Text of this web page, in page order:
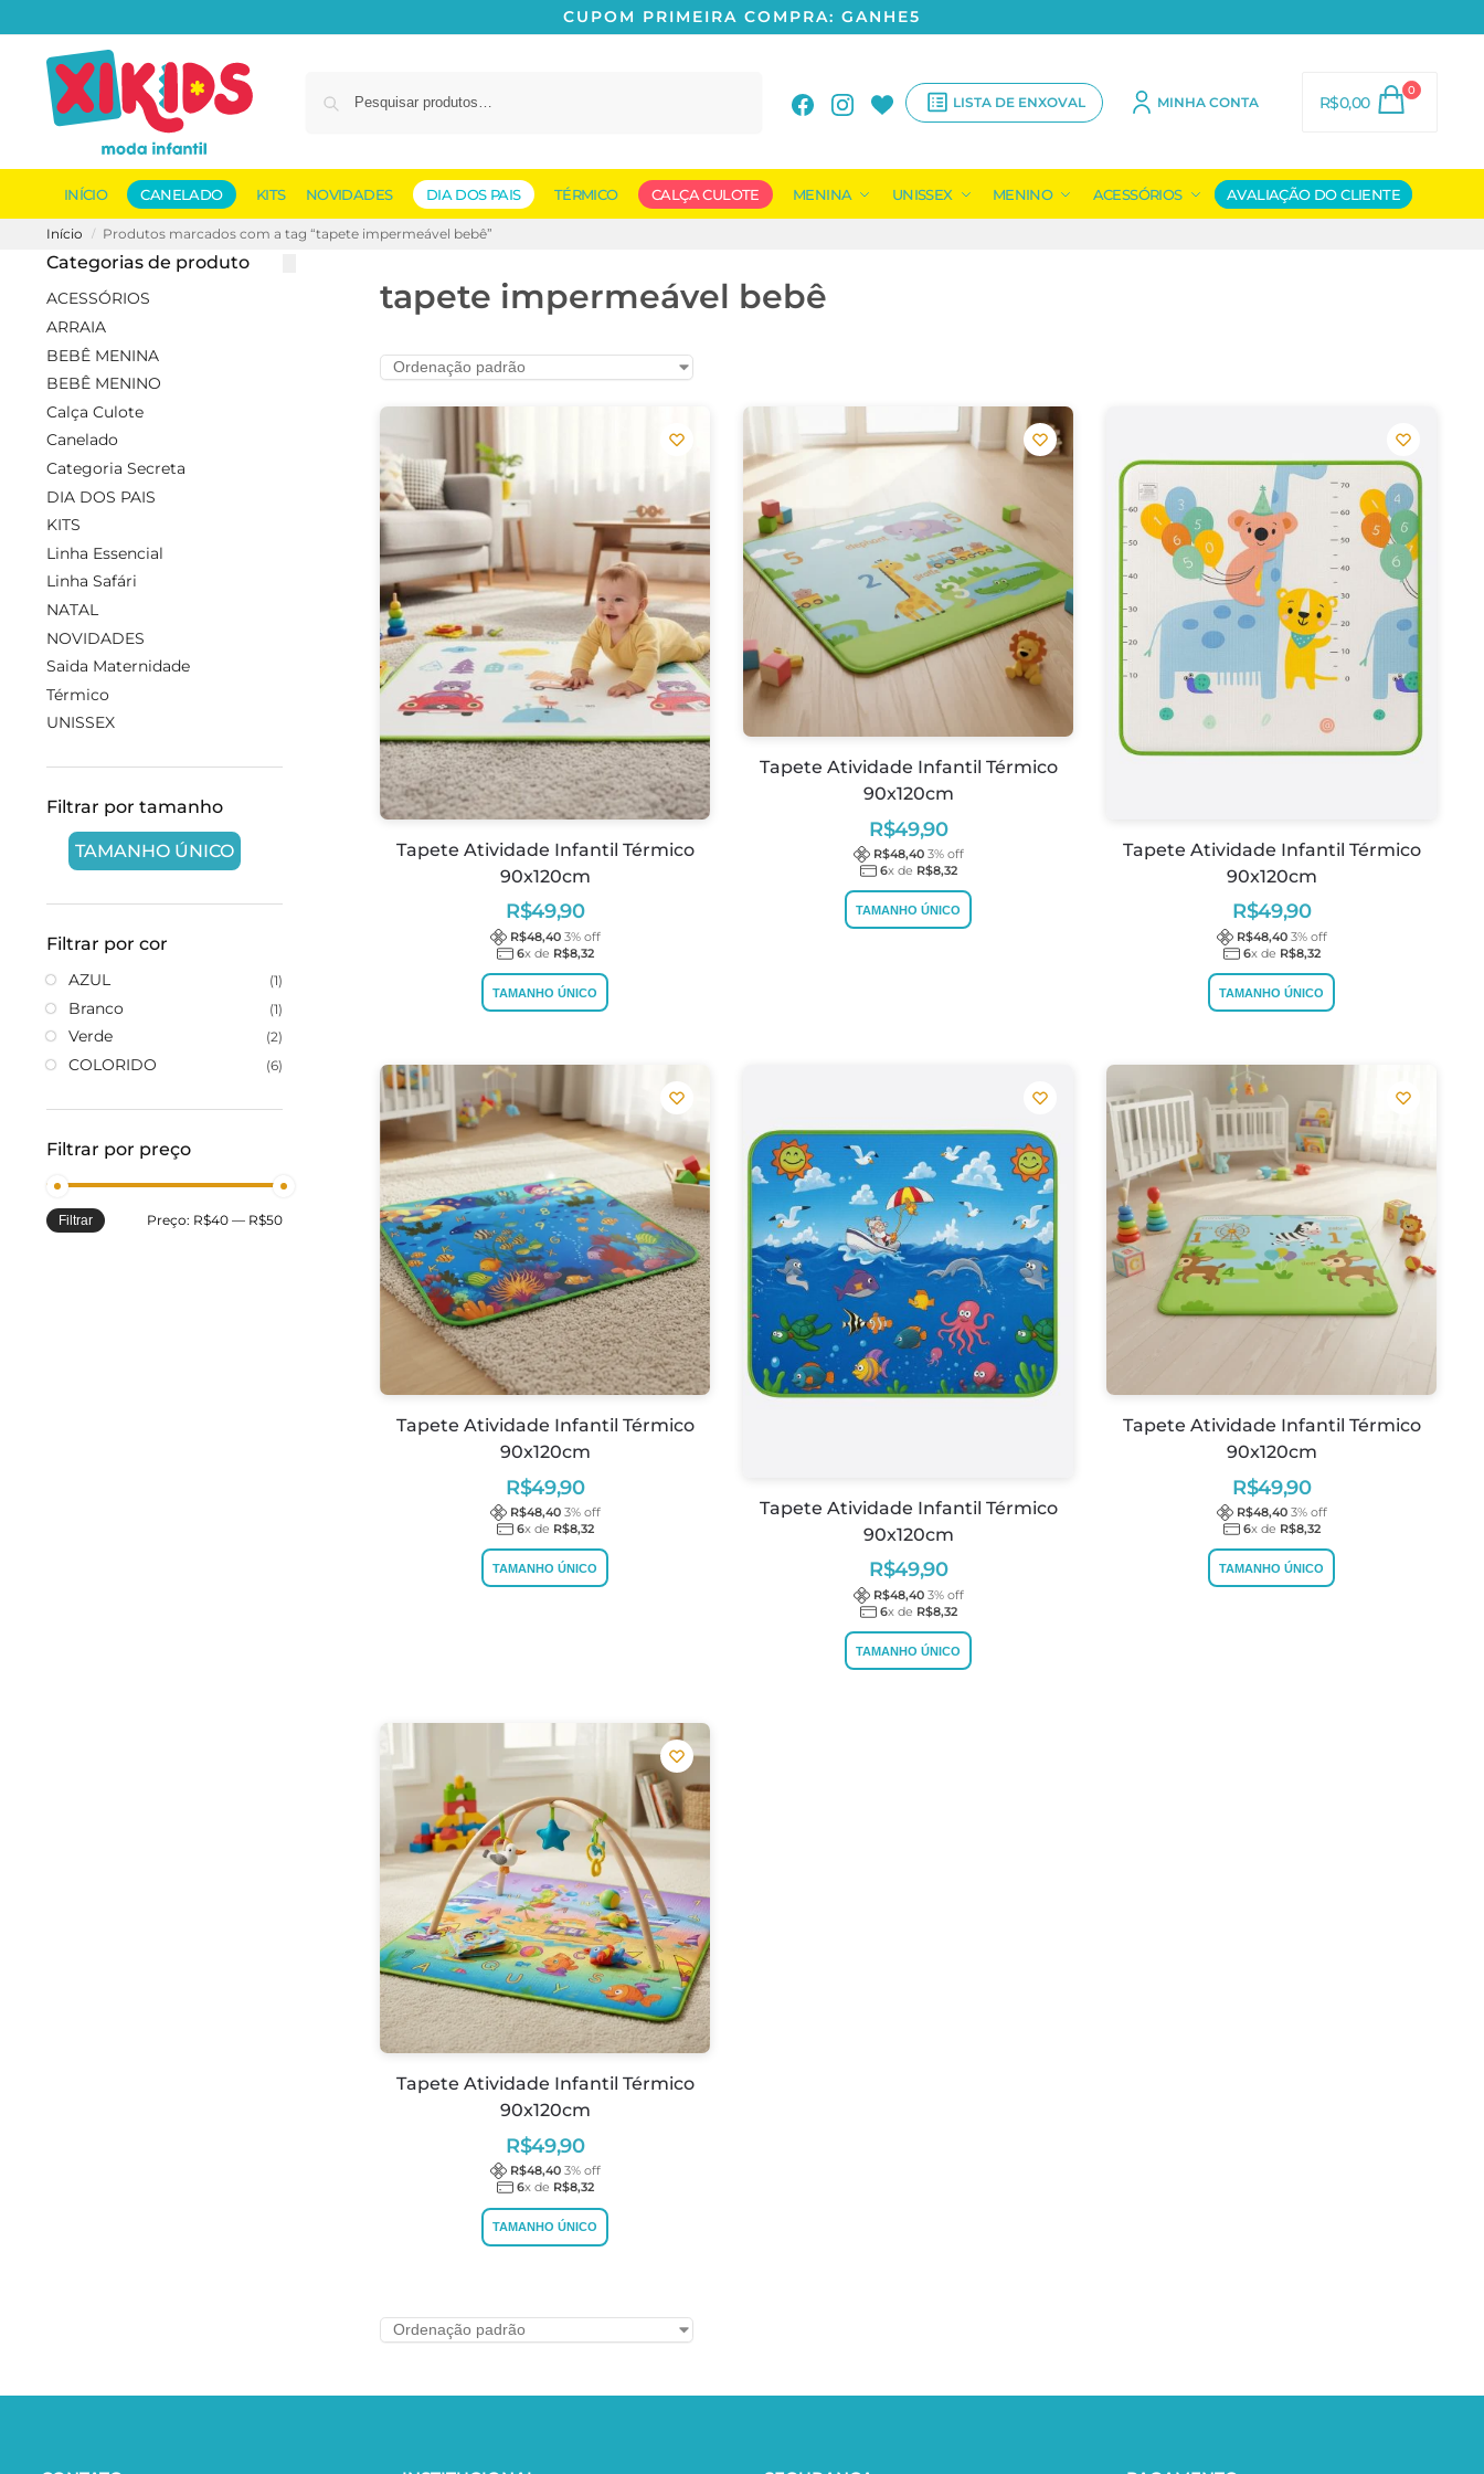
CUPOM PRIMEIRA COMPRA: GANHE5
LISTA DE ENXOVAL
MINHA CONTA R$0,00
0
INÍCIO CANELADO KITS NOVIDADES DIA DOS PAIS TÉRMICO CALÇA CULOTE MENINA UNISSEX MENINO ACESSÓRIOS AVALIAÇÃO DO CLIENTE
Início / Produtos marcados com a tag “tapete impermeável bebê”
tapete impermeável bebê
Tapete Atividade Infantil Térmico
90x120cm
R$49,90
R$48,40 3% off
6x de R$8,32
TAMANHO ÚNICO
Tapete Atividade Infantil Térmico
90x120cm
R$49,90
R$48,40 3% off
6x de R$8,32
TAMANHO ÚNICO
Tapete Atividade Infantil Térmico
90x120cm
R$49,90
R$48,40 3% off
6x de R$8,32
TAMANHO ÚNICO
Tapete Atividade Infantil Térmico
90x120cm
R$49,90
R$48,40 3% off
6x de R$8,32
TAMANHO ÚNICO
Tapete Atividade Infantil Térmico
90x120cm
R$49,90
R$48,40 3% off
6x de R$8,32
TAMANHO ÚNICO
Tapete Atividade Infantil Térmico
90x120cm
R$49,90
R$48,40 3% off
6x de R$8,32
TAMANHO ÚNICO
Tapete Atividade Infantil Térmico
90x120cm
R$49,90
R$48,40 3% off
6x de R$8,32
TAMANHO ÚNICO
Categorias de produto
ACESSÓRIOS
ARRAIA
BEBÊ MENINA
BEBÊ MENINO
Calça Culote
Canelado
Categoria Secreta
DIA DOS PAIS
KITS
Linha Essencial
Linha Safári
NATAL
NOVIDADES
Saida Maternidade
Térmico
UNISSEX
Filtrar por tamanho
TAMANHO ÚNICO
Filtrar por cor
AZUL (1)
Branco (1)
Verde (2)
COLORIDO (6)
Filtrar por preço
Filtrar Preço: R$40 — R$50